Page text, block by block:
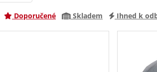
Doporučené Skladem Ihned k